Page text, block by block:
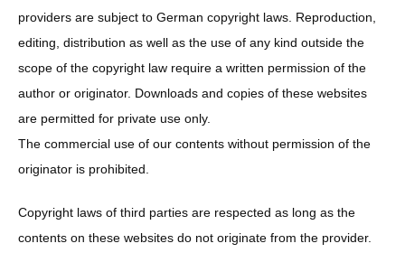
providers are subject to German copyright laws. Reproduction,
editing, distribution as well as the use of any kind outside the
scope of the copyright law require a written permission of the
author or originator. Downloads and copies of these websites
are permitted for private use only.
The commercial use of our contents without permission of the
originator is prohibited.
Copyright laws of third parties are respected as long as the
contents on these websites do not originate from the provider.